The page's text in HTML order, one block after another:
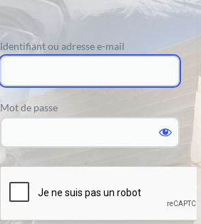
Identifiant ou adresse e-mail
Mot de passe